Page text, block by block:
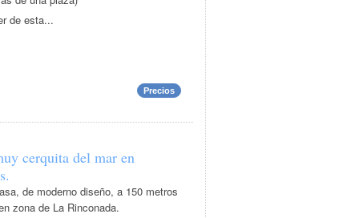
de esta...
Precios
cerquita del mar en
de moderno diseño, a 150 metros
zona de La Rinconada.